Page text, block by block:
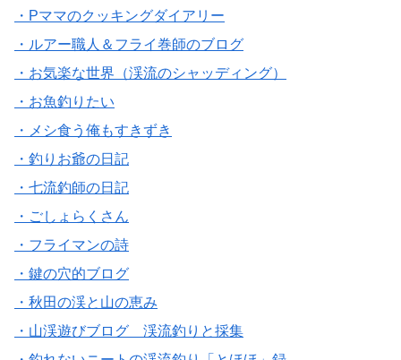
・Pママのクッキングダイアリー
・ルアー職人＆フライ巻師のブログ
・お気楽な世界（渓流のシャッディング）
・お魚釣りたい
・メシ食う俺もすきずき
・釣りお爺の日記
・七流釣師の日記
・ごしょらくさん
・フライマンの詩
・鍵の穴的ブログ
・秋田の渓と山の恵み
・山渓遊びブログ 渓流釣りと採集